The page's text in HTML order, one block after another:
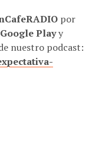
por
Google Playy
nuestro podcast: